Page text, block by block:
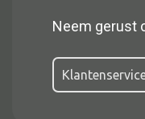
Dressoir
Nachtkast
Neem gerust